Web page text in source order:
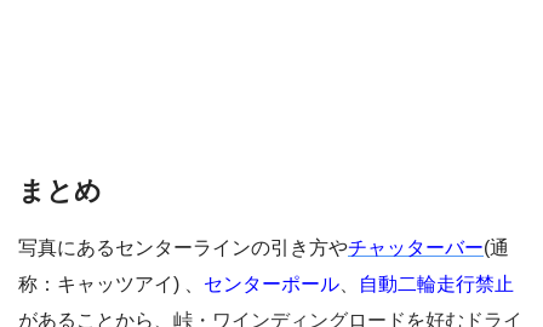
まとめ
写真にあるセンターラインの引き方やチャッターバー(通
称：キャッツアイ) 、 センターポール
自動二輪走行禁止
があることから、 峠・ワインディングロード を好むドライ